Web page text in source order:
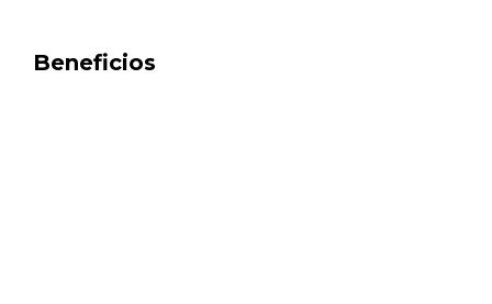
Beneficios